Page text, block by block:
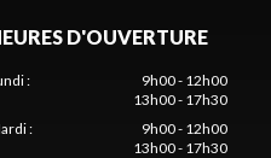
D'OUVERTURE
:
9h00 - 12h00
13h00 - 17h30
:
9h00 - 12h00
13h00 - 17h30